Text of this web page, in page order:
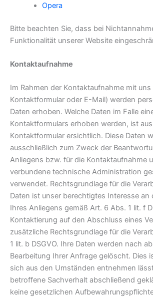
Opera
Bitte beachten Sie, dass bei
Funktionalität unserer Website
Kontaktaufnahme
Im Rahmen der Kontaktaufnahme mit uns
Kontaktformular oder E-Mail) werden
Daten erhoben. Welche Daten im Falle
Kontaktformulars erhoben werden, ist
Kontaktformular ersichtlich. Diese Daten
ausschließlich zum Zweck der
Anliegens bzw. für die Kontaktaufnahme
verbundene technische Administration
verwendet. Rechtsgrundlage für die
Daten ist unser berechtigtes Interesse an
Ihres Anliegens gemäß Art. 6 Abs. 1 lit. f
Kontaktierung auf den Abschluss eines
zusätzliche Rechtsgrundlage für die
1 lit. b DSGVO. Ihre Daten werden nach
Bearbeitung Ihrer Anfrage gelöscht. Dies
sich aus den Umständen entnehmen
betroffene Sachverhalt abschließend
keine gesetzlichen